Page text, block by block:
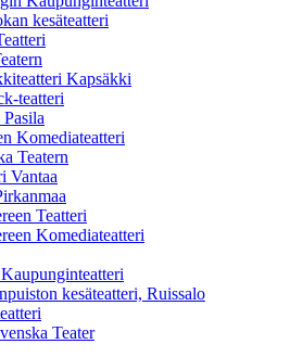
kesäteatteri
Kapsäkki
teatteri
Komediateatteri
Teatern
Vantaa
Teatteri
Komediateatteri
kesäteatteri, Ruissalo
Teater